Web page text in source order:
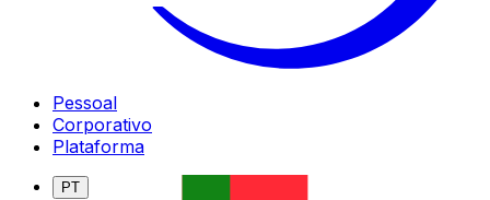
Pessoal
Corporativo
Plataforma
PT